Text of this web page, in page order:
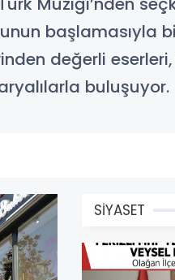
başlamasıyla
değerli
buluşuyor.
SİYASET